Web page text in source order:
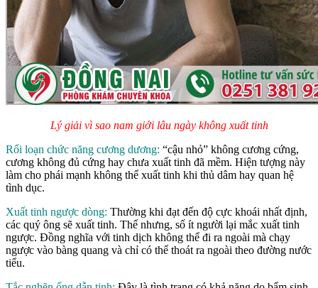
Lý giải vì sao nam giới lâu ngày không xuất tinh
Rối loạn chức năng cương dương: “cậu nhỏ” không cương cứng,
cương không đủ cứng hay chưa xuất tinh đã mềm. Hiện tượng này
làm cho phái mạnh không thể xuất tinh khi thủ dâm hay quan hệ
tình dục.
Xuất tinh ngược dòng: Thường khi đạt đến độ cực khoái nhất định,
các quý ông sẽ xuất tinh. Thế nhưng, số ít người lại mắc xuất tinh
ngược. Đồng nghĩa với tinh dịch không thể đi ra ngoài mà chạy
ngược vào bàng quang và chỉ có thể thoát ra ngoài theo đường nước
tiểu.